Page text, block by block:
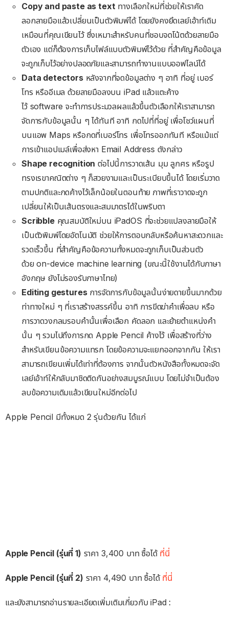
Copy and paste as text ทางเลือกใหม่ที่ช่วยให้เราคัด
ลอกลายมือแล้วเปลี่ยนเป็นตัวพิมพ์ได้ โดยยังคงยึดเลย์เอ้าท์เดิม
เหมือนที่คุณเขียนไว้ ซึ่งเหมาะสำหรับคนที่ชอบจดโน้ตด้วยลายมือ
ตัวเอง แต่ก็ต้องการเก็บไฟล์แบบตัวพิมพ์ไว้ด้วย ที่สำคัญคือข้อมูล
จะถูกเก็บไว้อย่างปลอดภัยและสามารถทำงานแบบออฟไลน์ได้
Data detectorsหลังจากที่จดข้อมูลต่าง ๆ อาทิ ที่อยู่ เบอร์
โทร หรืออีเมล ด้วยลายมือลงบน iPad แล้วแตะค้าง
ไว้ software จะทำการประมวลผลแล้วขึ้นตัวเลือกให้เราสามารถ
จัดการกับข้อมูลนั้น ๆ ได้ทันที อาทิ กดไปที่ที่อยู่ เพื่อโชว์แผนที่
บนแอพ Maps หรือกดที่เบอร์โทร เพื่อโทรออกทันที หรือแม้แต่
การเข้าแอปเมล์เพื่อส่งหา Email Address ดังกล่าว
Shape recognition ต่อไปนี้การวาดเส้น มุม ลูกศร หรือรูป
ทรงเรขาคณิตต่าง ๆ ก็สวยงามและเป็นระเบียบขึ้นได้ โดยเริ่มวาด
ตามปกติและกดค้างไว้เล็กน้อยในตอนท้าย ภาพที่เราวาดจะถูก
เปลี่ยนให้เป็นเส้นตรงและสมมาตรได้ในพริบตา
Scribbleคุณสมบัติใหม่บน iPadOS ที่จะช่วยแปลงลายมือให้
เป็นตัวพิมพ์โดยอัตโนมัติ ช่วยให้การตอบกลับหรือค้นหาสะดวกและ
รวดเร็วขึ้น ที่สำคัญคือข้อความทั้งหมดจะถูกเก็บเป็นส่วนตัว
ด้วย on-device machine learning (ขณะนี้ใช้งานได้กับภาษา
อังกฤษ ยังไม่รองรับภาษาไทย)
Editing gesturesการจัดการกับข้อมูลนั้นง่ายดายขึ้นมากด้วย
ท่าทางใหม่ ๆ ที่เราสร้างสรรค์ขึ้น อาทิ การขีดฆ่าคำเพื่อลบ หรือ
การวาดวงกลมรอบคำนั้นเพื่อเลือก คัดลอก และย้ายตำแหน่งคำ
นั้น ๆ รวมไปถึงการกด Apple Pencil ค้างไว้ เพื่อสร้างที่ว่าง
สำหรับเขียนข้อความแทรก โดยข้อความจะแยกออกจากกัน ให้เรา
สามารถเขียนเพิ่มได้เท่าที่ต้องการ จากนั้นตัวหนังสือทั้งหมดจะจัด
เลย์เอ้าท์ให้กลับมาชิดติดกันอย่างสมบูรณ์แบบ โดยไม่จำเป็นต้อง
ลบข้อความเดิมแล้วเขียนใหม่อีกต่อไป
Apple Pencil มีทั้งหมด 2 รุ่นด้วยกัน ได้แก่
Apple Pencil (รุ่นที่ 1) ราคา 3,400 บาท ซื้อได้ ที่นี่
Apple Pencil (รุ่นที่ 2) ราคา 4,490 บาท ซื้อได้ ที่นี่
และยังสามารถอ่านรายละเอียดเพิ่มเติมเกี่ยวกับ iPad :